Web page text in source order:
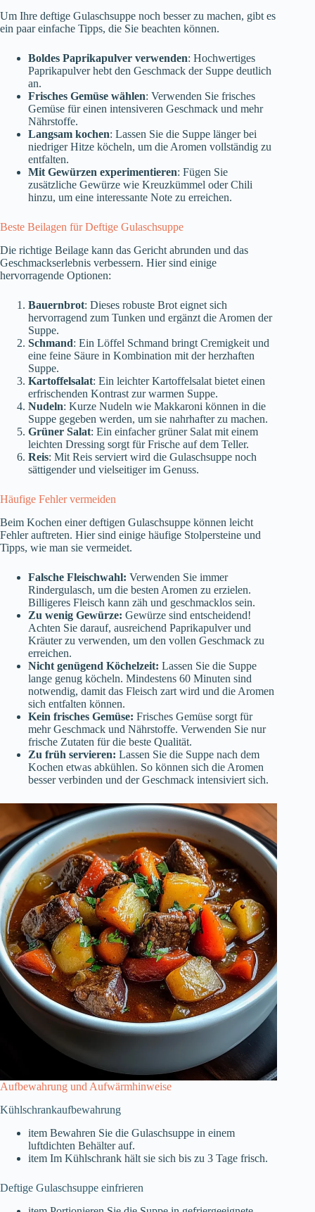
Um Ihre deftige Gulaschsuppe noch besser zu machen, gibt es
ein paar einfache Tipps, die Sie beachten können.
Boldes Paprikapulver verwenden: Hochwertiges
Paprikapulver hebt den Geschmack der Suppe deutlich
an.
Frisches Gemüse wählen: Verwenden Sie frisches
Gemüse für einen intensiveren Geschmack und mehr
Nährstoffe.
Langsam kochen: Lassen Sie die Suppe länger bei
niedriger Hitze köcheln, um die Aromen vollständig zu
entfalten.
Mit Gewürzen experimentieren: Fügen Sie
zusätzliche Gewürze wie Kreuzkümmel oder Chili
hinzu, um eine interessante Note zu erreichen.
Beste Beilagen für Deftige Gulaschsuppe
Die richtige Beilage kann das Gericht abrunden und das
Geschmackserlebnis verbessern. Hier sind einige
hervorragende Optionen:
Bauernbrot: Dieses robuste Brot eignet sich
hervorragend zum Tunken und ergänzt die Aromen der
Suppe.
Schmand: Ein Löffel Schmand bringt Cremigkeit und
eine feine Säure in Kombination mit der herzhaften
Suppe.
Kartoffelsalat: Ein leichter Kartoffelsalat bietet einen
erfrischenden Kontrast zur warmen Suppe.
Nudeln: Kurze Nudeln wie Makkaroni können in die
Suppe gegeben werden, um sie nahrhafter zu machen.
Grüner Salat: Ein einfacher grüner Salat mit einem
leichten Dressing sorgt für Frische auf dem Teller.
Reis: Mit Reis serviert wird die Gulaschsuppe noch
sättigender und vielseitiger im Genuss.
Häufige Fehler vermeiden
Beim Kochen einer deftigen Gulaschsuppe können leicht
Fehler auftreten. Hier sind einige häufige Stolpersteine und
Tipps, wie man sie vermeidet.
Falsche Fleischwahl: Verwenden Sie immer
Rindergulasch, um die besten Aromen zu erzielen.
Billigeres Fleisch kann zäh und geschmacklos sein.
Zu wenig Gewürze: Gewürze sind entscheidend!
Achten Sie darauf, ausreichend Paprikapulver und
Kräuter zu verwenden, um den vollen Geschmack zu
erreichen.
Nicht genügend Köchelzeit: Lassen Sie die Suppe
lange genug köcheln. Mindestens 60 Minuten sind
notwendig, damit das Fleisch zart wird und die Aromen
sich entfalten können.
Kein frisches Gemüse: Frisches Gemüse sorgt für
mehr Geschmack und Nährstoffe. Verwenden Sie nur
frische Zutaten für die beste Qualität.
Zu früh servieren: Lassen Sie die Suppe nach dem
Kochen etwas abkühlen. So können sich die Aromen
besser verbinden und der Geschmack intensiviert sich.
Aufbewahrung und Aufwärmhinweise
Kühlschrankaufbewahrung
item Bewahren Sie die Gulaschsuppe in einem
luftdichten Behälter auf.
item Im Kühlschrank hält sie sich bis zu 3 Tage frisch.
Deftige Gulaschsuppe einfrieren